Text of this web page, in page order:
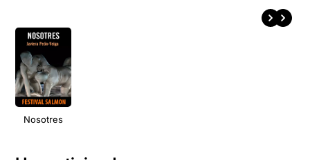
Nosotres